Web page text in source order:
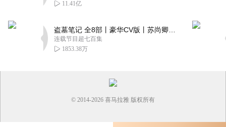
11.41亿
连载节目超七百集
1853.38万
© 2014-2026 喜马拉雅 版权所有